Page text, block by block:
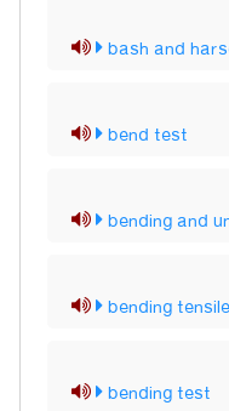
bash and
bend test
bending and
bending
bending test